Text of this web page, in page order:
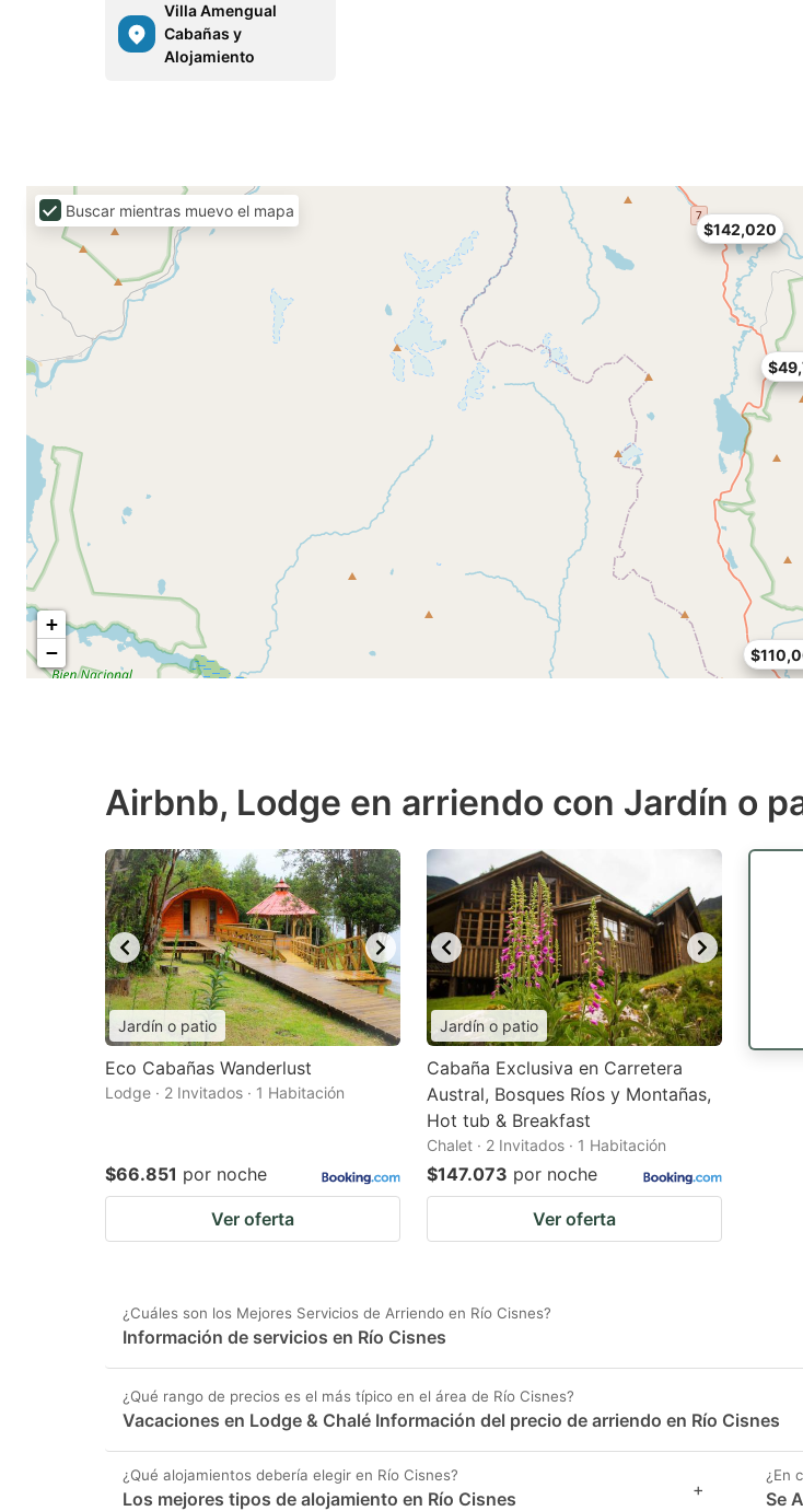
Villa Amengual
Cabañas y
Alojamiento
$142,020
+
−
Buscar mientras muevo el mapa
Airbnb, Lodge en arriendo con Jardín o
Jardín o patio
Eco Cabañas Wanderlust
Lodge · 2 Invitados · 1 Habitación
$66.851 por noche
Ver oferta
Jardín o patio
Cabaña Exclusiva en Carretera
Austral, Bosques Ríos y Montañas,
Hot tub & Breakfast
Chalet · 2 Invitados · 1 Habitación
$147.073 por noche
Ver oferta
¿Cuáles son los Mejores Servicios de Arriendo en Río Cisnes?
Información de servicios en Río Cisnes
¿Qué rango de precios es el más típico en el área de Río Cisnes?
Vacaciones en Lodge & Chalé Información del precio de arriendo en Río Cisnes
¿Qué alojamientos debería elegir en Río Cisnes?
Los mejores tipos de alojamiento en Río Cisnes +
¿En
Se